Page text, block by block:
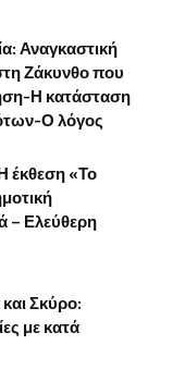
Αναγκαστική
Ζάκυνθο που
Η κατάσταση
Ο λόγος
έκθεση «Το
– Ελεύθερη
Σκύρο:
με κατά